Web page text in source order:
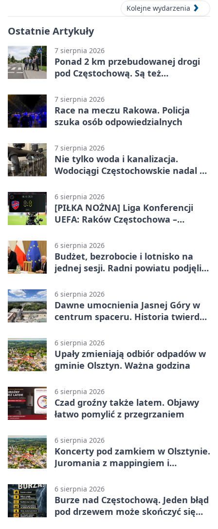
Kolejne wydarzenia
Ostatnie Artykuły
7 sierpnia 2026
Ponad 2 km przebudowanej drogi
pod Częstochową. Są też
7 sierpnia 2026
Race na meczu Rakowa. Policja
szuka osób odpowiedzialnych
7 sierpnia 2026
Nie tylko woda i kanalizacja.
Wodociągi Częstochowskie nadal w
6 sierpnia 2026
[PIŁKA NOŻNA] Liga Konferencji
UEFA: Raków Częstochowa –
meczu III rundy eliminacji
6 sierpnia 2026
Budżet, bezrobocie i lotnisko na
jednej sesji. Radni powiatu podjęli
6 sierpnia 2026
Dawne umocnienia Jasnej Góry w
centrum spaceru. Historia twierdzy
6 sierpnia 2026
Upały zmieniają odbiór odpadów w
gminie Olsztyn. Ważna godzina
6 sierpnia 2026
Czad groźny także latem. Objawy
łatwo pomylić z przegrzaniem
6 sierpnia 2026
Koncerty pod zamkiem w Olsztynie.
Juromania z mappingiem i
6 sierpnia 2026
Burze nad Częstochową. Jeden błąd
pod drzewem może skończyć się